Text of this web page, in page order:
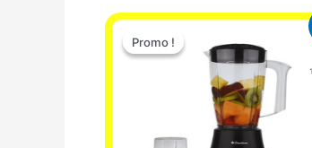
Promo !
Promo !
Le
initial
25.000 CFA.
Le
actuel
est :
22.000 CFA.